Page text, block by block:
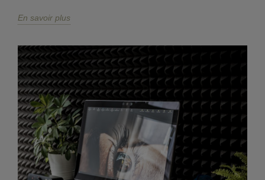
En savoir plus